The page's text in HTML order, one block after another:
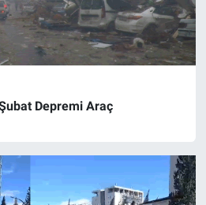
Depremi Araç